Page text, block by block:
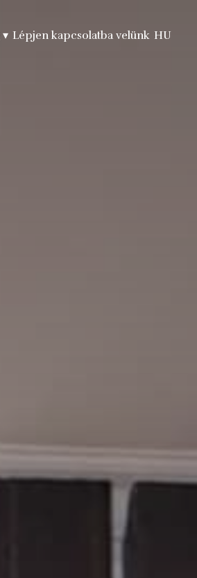
▾ Lépjen kapcsolatba velünk HU